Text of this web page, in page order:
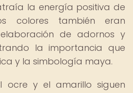
la energía positiva de
colores también eran
de adornos y
la importancia que
y la simbología maya.
y el amarillo siguen